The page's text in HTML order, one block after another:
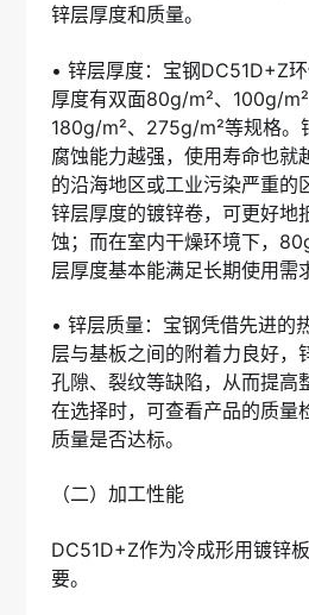
锌层厚度和质量。
• 锌层厚度：宝钢DC51D+Z
厚度有双面80g/m²、100g/m²
180g/m²、275g/m²等规格。
腐蚀能力越强，使用寿命也就
的沿海地区或工业污染严重的
锌层厚度的镀锌卷，可更好地
蚀；而在室内干燥环境下，
层厚度基本能满足长期使用需
• 锌层质量：宝钢凭借先进的
层与基板之间的附着力良好，
孔隙、裂纹等缺陷，从而提高
在选择时，可查看产品的质量
质量是否达标。
（二）加工性能
DC51D+Z作为冷成形用镀锌
要。